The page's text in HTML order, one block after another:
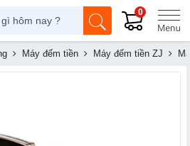
0
Máy đếm tiền Máy đếm tiền ZJ